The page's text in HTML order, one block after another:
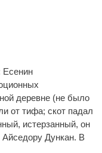
Есенин
деревне (не было
от тифа; скот падал
истерзанный, он
Айседору Дункан. В